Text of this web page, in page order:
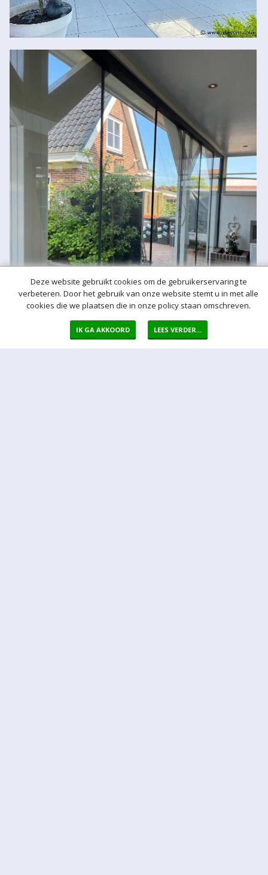
Deze website gebruikt cookies om de gebruikerservaring te
verbeteren. Door het gebruik van onze website stemt u in met alle
cookies die we plaatsen die in onze policy staan omschreven.
IK GA AKKOORD LEES VERDER...